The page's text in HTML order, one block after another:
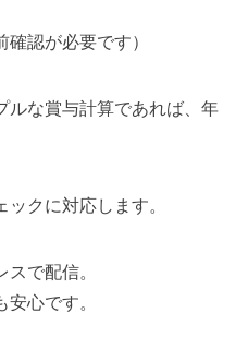
確認が必要です）
ルな賞与計算であれば、年
クに対応します。
で配信。
心です。